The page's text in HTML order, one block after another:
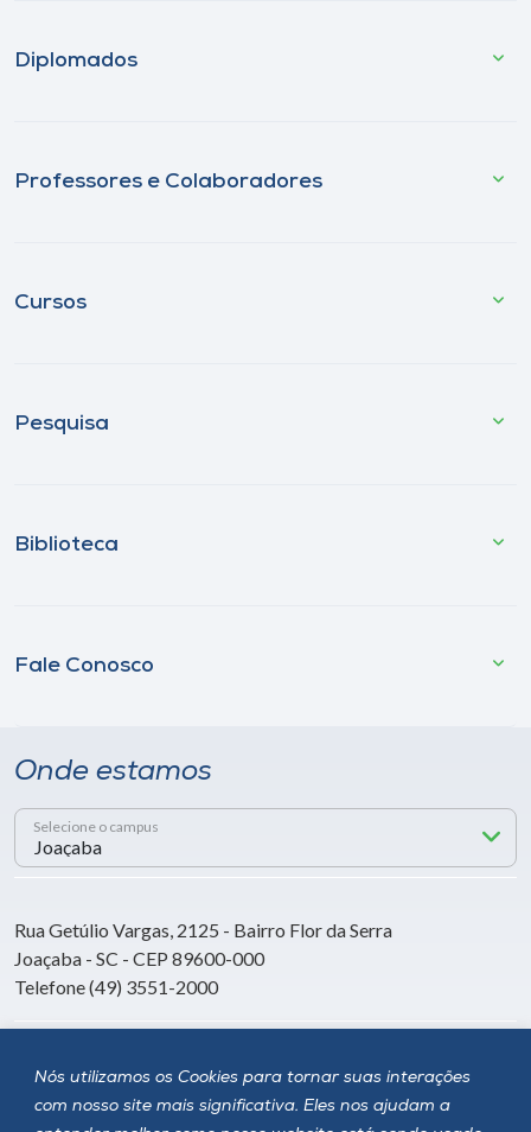
Nós utilizamos os Cookies para tornar suas interações
com nosso site mais significativa. Eles nos ajudam a
Diplomados
Professores e Colaboradores
Cursos
Pesquisa
Biblioteca
Fale Conosco
Onde estamos
Selecione o campus
Rua Getúlio Vargas, 2125 - Bairro Flor da Serra
Joaçaba - SC - CEP 89600-000
Telefone (49) 3551-2000
Siga a Unoesc